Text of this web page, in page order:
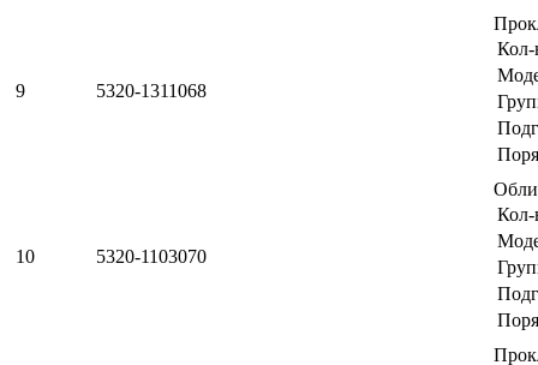
9 5320-1311068
Кол-
10 5320-1103070
Кол-